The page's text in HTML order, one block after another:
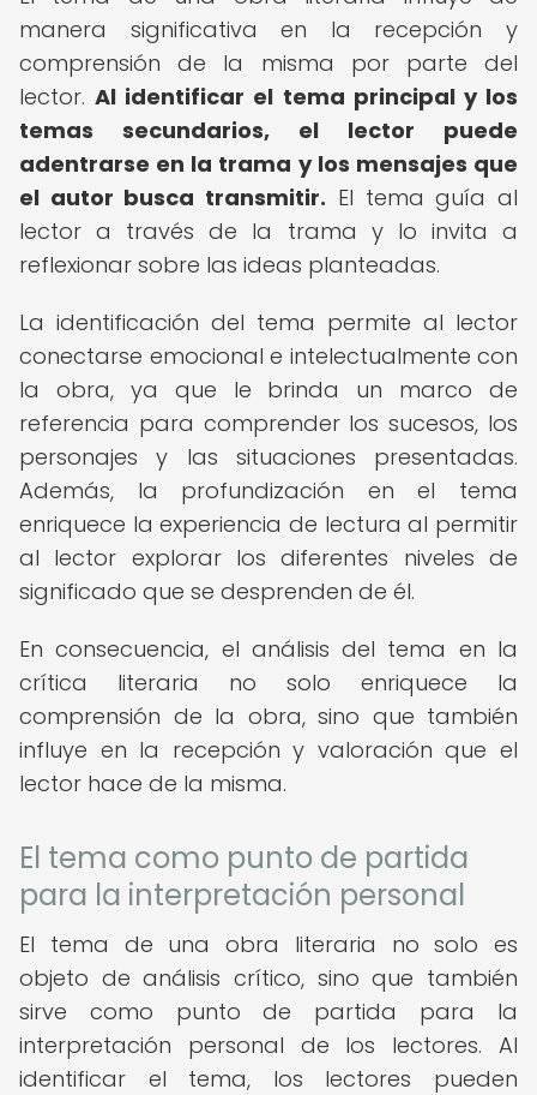
manera significativa en la recepción y
comprensión de la misma por parte del
lector.Al identificar el tema principal y los
temas secundarios, el lector puede
adentrarse en la trama y los mensajes que
el autor busca transmitir. El tema guía al
lector a través de la trama y lo invita a
reflexionar sobre las ideas planteadas.
La identificación del tema permite al lector
conectarse emocional e intelectualmente con
la obra, ya que le brinda un marco de
referencia para comprender los sucesos, los
personajes y las situaciones presentadas.
Además, la profundización en el tema
enriquece la experiencia de lectura al permitir
al lector explorar los diferentes niveles de
significado que se desprenden de él.
En consecuencia, el análisis del tema en la
crítica literaria no solo enriquece la
comprensión de la obra, sino que también
influye en la recepción y valoración que el
lector hace de la misma.
El tema como punto de partida
para la interpretación personal
El tema de una obra literaria no solo es
objeto de análisis crítico, sino que también
sirve como punto de partida para la
interpretación personal de los lectores. Al
identificar el tema, los lectores pueden